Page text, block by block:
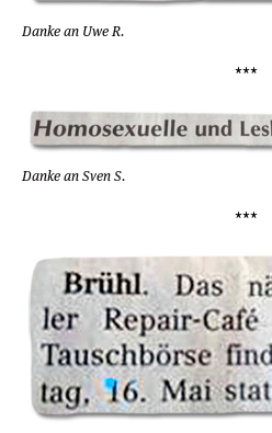
Danke an Uwe R.
***
Danke an Sven S.
***